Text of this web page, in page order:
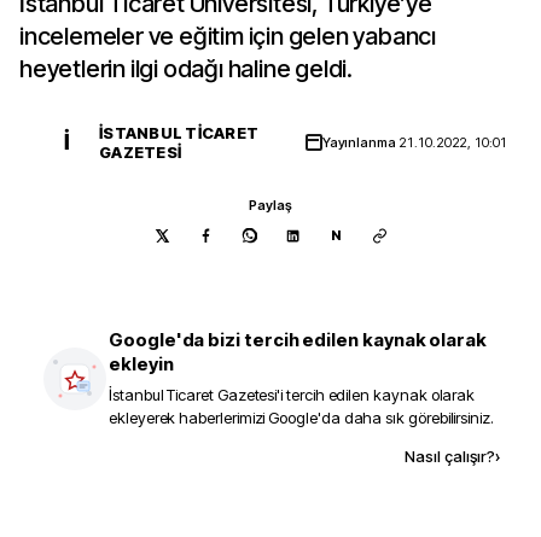
incelemeler ve eğitim için gelen yabancı
heyetlerin ilgi odağı haline geldi.
İ
İSTANBUL TICARET
GAZETESI
Yayınlanma 21.10.2022, 10:01
Paylaş
N
Google'da bizi tercih edilen kaynak olarak
ekleyin
İstanbul Ticaret Gazetesi'i tercih edilen kaynak olarak
ekleyerek haberlerimizi Google'da daha sık görebilirsiniz.
Nasıl çalışır?›